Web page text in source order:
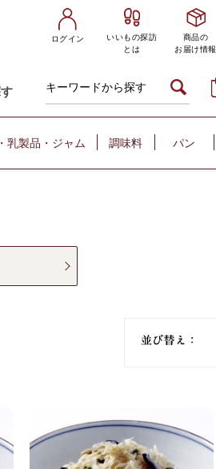
ログイン
いいもの探訪
とは
商品の
お届け情報
乳製品・ジャム 調味料 パン